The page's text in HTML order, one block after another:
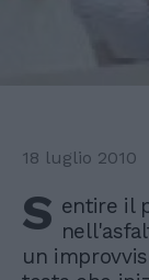
18 luglio 2010
S entire il
un